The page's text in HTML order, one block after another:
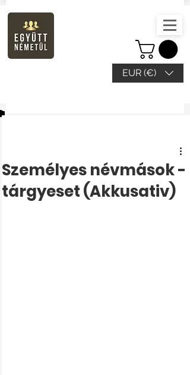
EUR (€)
Személyes névmások -
tárgyeset (Akkusativ)